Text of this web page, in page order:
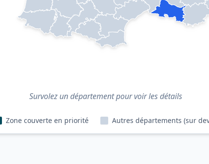
Survolez un département pour voir les détails
Zone couverte en priorité Autres départements (sur